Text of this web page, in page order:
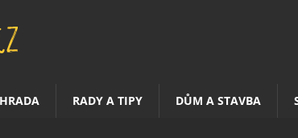
RADY A TIPY DŮM A STAVBA